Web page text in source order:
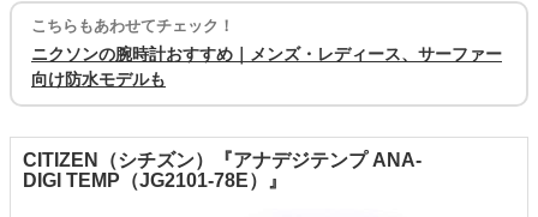
こちらもあわせてチェック！
ニクソンの腕時計おすすめ｜メンズ・レディース、サーファー
向け防水モデルも
CITIZEN（シチズン）『アナデジテンプ ANA-
DIGI TEMP（JG2101-78E）』